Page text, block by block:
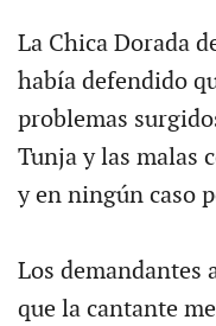
La Chica Dorada
había defendido
problemas
Tunja y las malas
y en ningún caso
Los demandantes
que la cantante